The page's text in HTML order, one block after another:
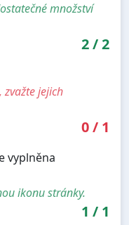
množství
2/2
jejich
0/ 1
vyplněna
ikonu stránky.
1 / 1